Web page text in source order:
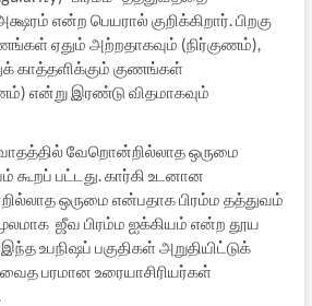
என்ற பெயரால் குறிக்கிறார். பிறகு
ஏதும் அற்றதாகவும் (நிர்குணம்),
காத்தளிக்கும் குணங்கள்
என்று இரண்டு விதமாகவும்
வேறொன்றில்லாத ஒருமை
பட்டது. கார்கி உடனான
ஒருமை என்பதாக பிரம்ம தத்துவம்
ஜீவ பிரம்ம ஐக்கியம் என்ற தூய
உபநிஷப் பகுதிகள் அறுதியிட்டுக்
பரமான உரையாசிரியர்கள்